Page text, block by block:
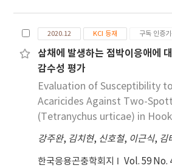
방제 온실에서 점박이응애 모든
찰되었으며, 생물적방제를 위한
에 비해 낮았다. 이러한 결과는 수
인 점박이응애의 방제에 칠레이리
적방제가 가능한 것을 나타내고 있
2020.12 KCI 등재 구독 인증
삼채에 발생하는 점박이응애에
감수성 평가
Evaluation of Susceptibility
Acaricides Against Two-
(Tetranychus urticae) in
강주완, 김치현, 신호철, 이근식, 김
한국응용곤충학회지 Vol. 59 No.